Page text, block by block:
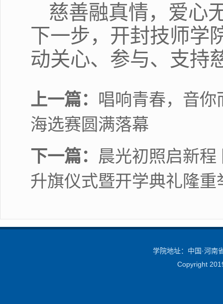
慈善融真情，爱心
下一步，开封技师学
动关心、参与、支持
上一篇： 唱响青春，音你
海选赛圆满落幕
下一篇： 晨光初照启新
升旗仪式暨开学典礼隆重
学院地址：中国·河南
Copyright